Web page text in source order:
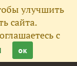
улучшить
сайта.
с
ок